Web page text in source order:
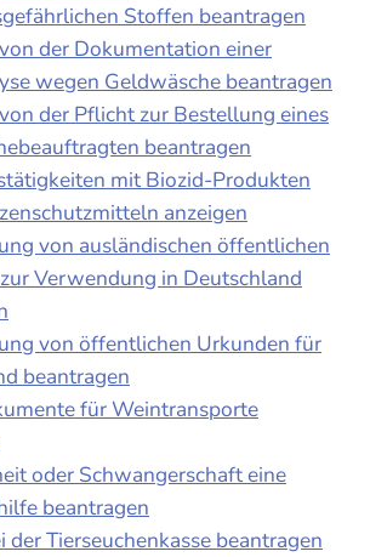
Stoffen beantragen
der Dokumentation einer
wegen Geldwäsche beantragen
der Pflicht zur Bestellung eines
beantragen
mit Biozid-Produkten
anzeigen
von ausländischen öffentlichen
Verwendung in Deutschland
von öffentlichen Urkunden für
beantragen
für Weintransporte
oder Schwangerschaft eine
beantragen
der Tierseuchenkasse beantragen